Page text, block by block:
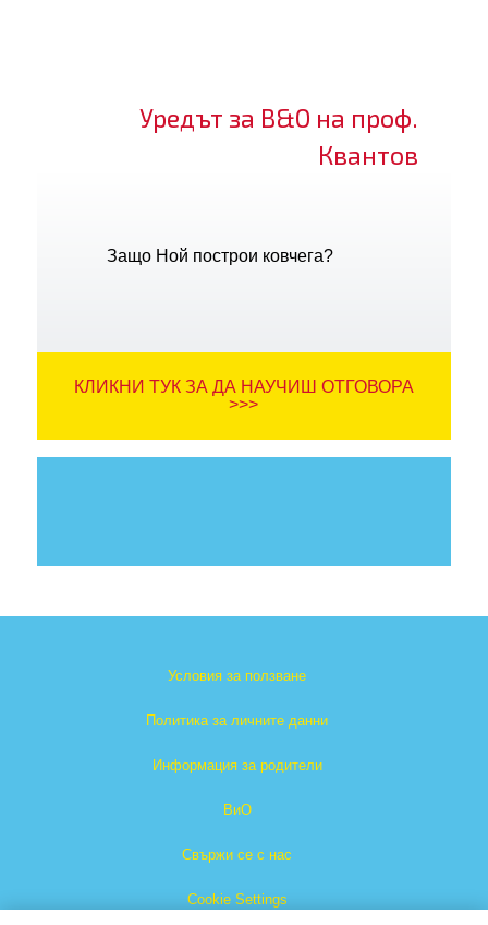
Уредът за В&О на проф.
Квантов
Защо Ной построи ковчега?
КЛИКНИ ТУК ЗА ДА НАУЧИШ ОТГОВОРА
>>>
Условия за ползване
Политика за личните данни
Информация за родители
ВиО
Свържи се с нас
Cookie Settings